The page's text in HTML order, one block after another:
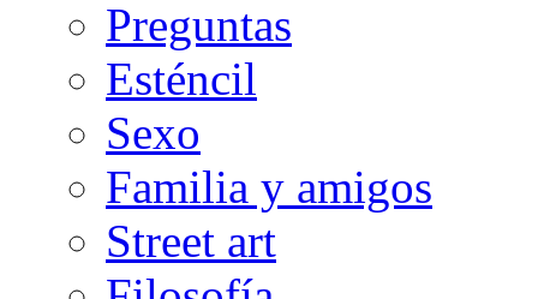
Preguntas
Esténcil
Sexo
Familia y amigos
Street art